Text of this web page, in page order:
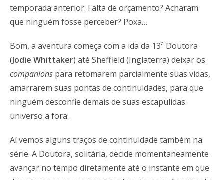
temporada anterior. Falta de orçamento? Acharam
que ninguém fosse perceber? Poxa…
Bom, a aventura começa com a ida da 13ª Doutora
(Jodie Whittaker) até Sheffield (Inglaterra) deixar os
companions para retomarem parcialmente suas vidas,
amarrarem suas pontas de continuidades, para que
ninguém desconfie demais de suas escapulidas
universo a fora.
Aí vemos alguns traços de continuidade também na
série. A Doutora, solitária, decide momentaneamente
avançar no tempo diretamente até o instante em que